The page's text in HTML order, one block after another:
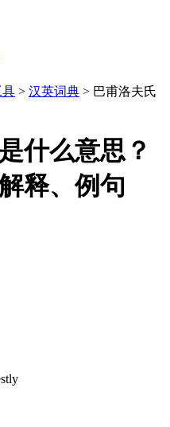
具 > 汉英词典 > 巴甫洛夫氏
什么意思？
释、例句